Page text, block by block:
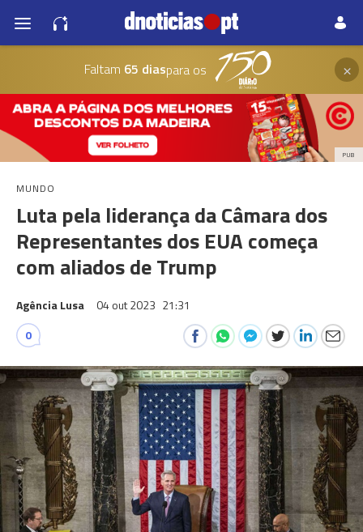
Faltam 65 diaspara os ×
PUB
MUNDO
Luta pela liderança da Câmara dos
Representantes dos EUA começa
com aliados de Trump
Agência Lusa 04 out 2023 21:31
0